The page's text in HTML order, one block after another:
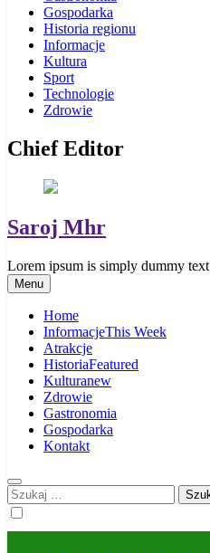
Gospodarka
Historia regionu
Informacje
Kultura
Sport
Technologie
Zdrowie
Chief Editor
Saroj Mhr
Lorem ipsum is simply dummy text
Menu
Home
InformacjeThis Week
Atrakcje
HistoriaFeatured
Kulturanew
Zdrowie
Gastronomia
Gospodarka
Kontakt
Szukaj: